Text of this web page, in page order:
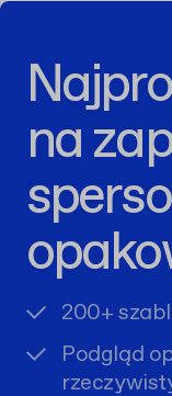
na
200+
Podgląd